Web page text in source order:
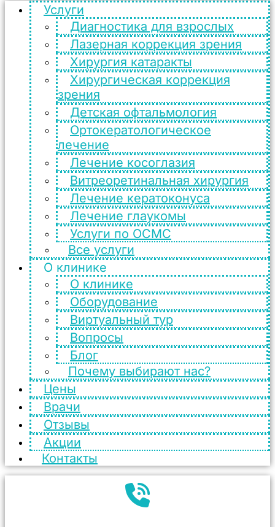
Услуги
Диагностика для взрослых
Лазерная коррекция зрения
Хирургия катаракты
Хирургическая коррекция
зрения
Детская офтальмология
Ортокератологическое
лечение
Лечение косоглазия
Витреоретинальная хирургия
Лечение кератоконуса
Лечение глаукомы
Услуги по ОСМС
Все услуги
О клинике
О клинике
Оборудование
Виртуальный тур
Вопросы
Блог
Почему выбирают нас?
Цены
Врачи
Отзывы
Акции
Контакты